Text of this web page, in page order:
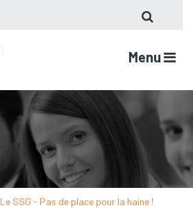
Menu
Le SSG - Pas de place pour la haine !